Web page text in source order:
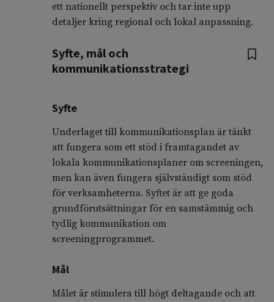
ett nationellt perspektiv och tar inte upp
detaljer kring regional och lokal anpassning.
Syfte, mål och
kommunikationsstrategi
Syfte
Underlaget till kommunikationsplan är tänkt
att fungera som ett stöd i framtagandet av
lokala kommunikationsplaner om screeningen,
men kan även fungera självständigt som stöd
för verksamheterna. Syftet är att ge goda
grundförutsättningar för en samstämmig och
tydlig kommunikation om
screeningprogrammet.
Mål
Målet är stimulera till högt deltagande och att